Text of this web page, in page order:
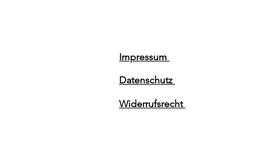
Impressum
Datenschutz
Widerrufsrecht